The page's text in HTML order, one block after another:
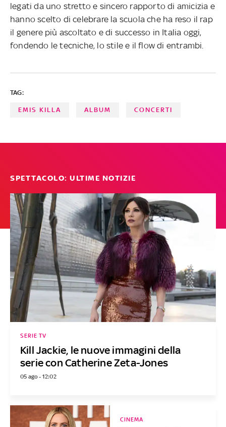
legati da uno stretto e sincero rapporto di amicizia e
hanno scelto di celebrare la scuola che ha reso il rap
il genere più ascoltato e di successo in Italia oggi,
fondendo le tecniche, lo stile e il flow di entrambi.
TAG:
EMIS KILLA ALBUM CONCERTI
SPETTACOLO: ULTIME NOTIZIE
Kill Jackie, le nuove immagini della
serie con Catherine Zeta-Jones
SERIE TV
05 ago - 12:02
CINEMA